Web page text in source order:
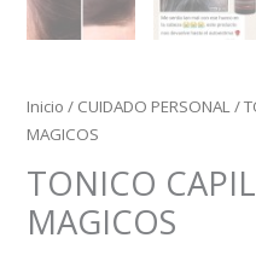
Inicio / CUIDADO PERSONAL/
MAGICOS
TONICO
MAGICOS